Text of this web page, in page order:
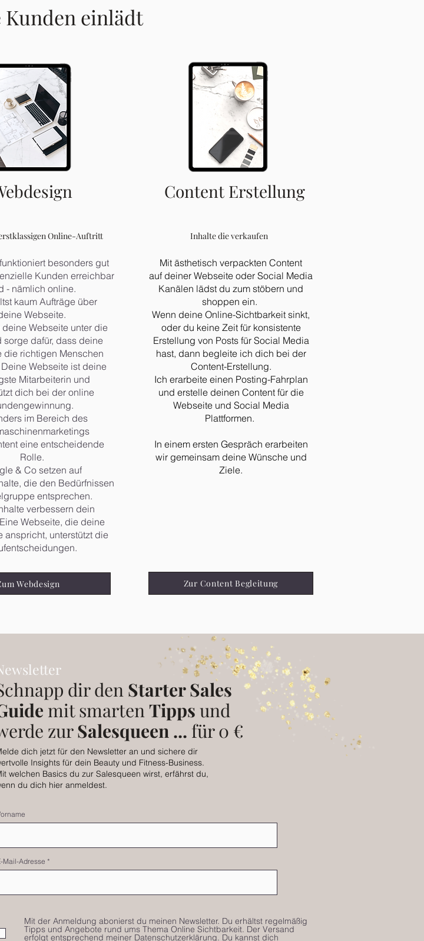
Kunden einlädt
Online-Auftritt
besonders gut
Kunden erreichbar
- nämlich online.
kaum Aufträge über
Webseite.
deine Webseite unter die
sorge dafür, dass deine
die richtigen Menschen
Webseite ist deine
Mitarbeiterin und
dich bei der online
im Bereich des
eine entscheidende
Rolle.
& Co setzen auf
die den Bedürfnissen
entsprechen.
verbessern dein
Webseite, die deine
anspricht, unterstützt die
Webdesign
Content Erstellung
Inhalte die verkaufen
Mit ästhetisch verpackten Content
auf deiner Webseite oder Social Media
Kanälen lädst du zum stöbern und
shoppen ein.
Wenn deine Online-Sichtbarkeit sinkt,
oder du keine Zeit für konsistente
Erstellung von Posts für Social Media
hast, dann begleite ich dich bei der
Content-Erstellung.
Ich erarbeite einen Posting-Fahrplan
und erstelle deinen Content für die
Webseite und Social Media
Plattformen.
In einem ersten Gespräch erarbeiten
wir gemeinsam deine Wünsche und
Ziele.
Zur Content Begleitung
dir denStarter Sales
mit smartenTipps und
zurSalesqueen ... für 0 €
dich jetzt für den Newsletter an und sichere dir
Insights für dein Beauty und Fitness-Business.
welchen Basics du zur Salesqueen wirst, erfährst du,
du dich hier anmeldest.
Mail-Adresse
Mit der Anmeldung abonierst du meinen Newsletter. Du erhältst regelmäßig
Tipps und Angebote rund ums Thema Online Sichtbarkeit. Der Versand
erfolgt entsprechend meiner Datenschutzerklärung. Du kannst dich